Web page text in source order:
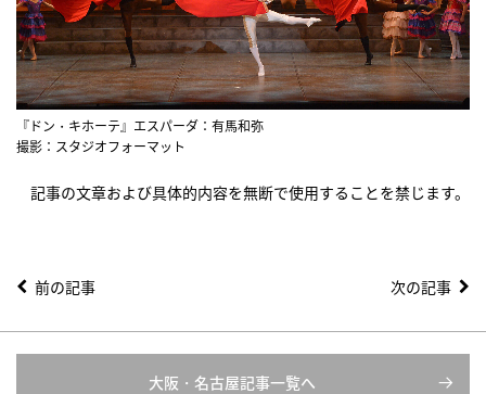
『ドン・キホーテ』エスパーダ：有馬和弥
撮影：スタジオフォーマット
記事の文章および具体的内容を無断で使用することを禁じます。
前の記事 次の記事
大阪・名古屋記事一覧へ